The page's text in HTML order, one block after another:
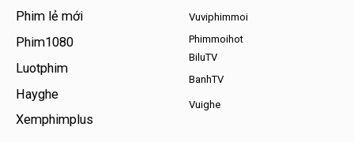
Phim lẻ mới
Phim1080
Luotphim
Hayghe
Xemphimplus
Vuviphimmoi
Phimmoihot
BiluTV
BanhTV
Vuighe